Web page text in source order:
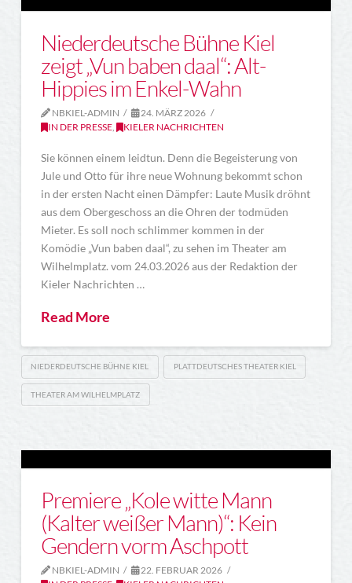
Niederdeutsche Bühne Kiel
zeigt „Vun baben daal“: Alt-
Hippies im Enkel-Wahn
NBKIEL-ADMIN
24. MÄRZ 2026
IN DER PRESSE, KIELER NACHRICHTEN
Sie können einem leidtun. Denn die Begeisterung von
Jule und Otto für ihre neue Wohnung bekommt schon
in der ersten Nacht einen Dämpfer: Laute Musik dröhnt
aus dem Obergeschoss an die Ohren der todmüden
Mieter. Es soll noch schlimmer kommen in der
Komödie „Vun baben daal“, zu sehen im Theater am
Wilhelmplatz. vom 24.03.2026 aus der Redaktion der
Kieler Nachrichten …
Read More
NIEDERDEUTSCHE BÜHNE KIEL PLATTDEUTSCHES THEATER KIEL
THEATER AM WILHELMPLATZ
Premiere „Kole witte Mann
(Kalter weißer Mann)“: Kein
Gendern vorm Aschpott
NBKIEL-ADMIN
22. FEBRUAR 2026